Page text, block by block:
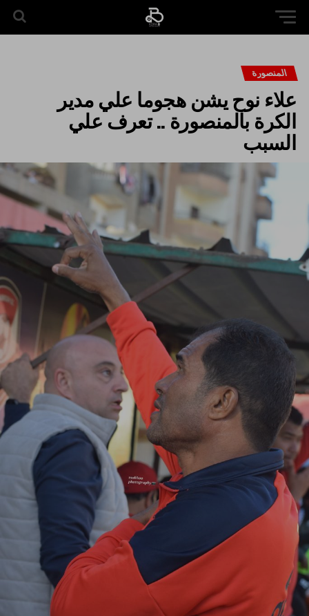
المنصورة
علاء نوح يشن هجوما علي مدير
الكرة بالمنصورة .. تعرف علي
السبب